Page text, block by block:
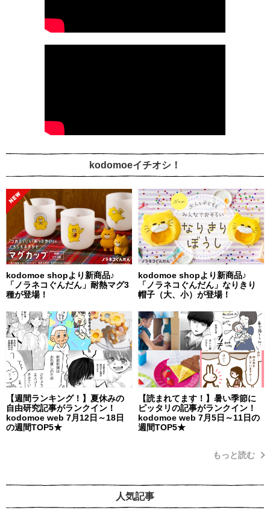
kodomoeイチオシ！
kodomoe shopより新商品♪
「ノラネコぐんだん」耐熱マグ3
種が登場！
kodomoe shopより新商品♪
「ノラネコぐんだん」なりきり
帽子（大、小）が登場！
【週間ランキング！】夏休みの
自由研究記事がランクイン！
kodomoe web 7月12日～18日
の週間TOP5★
【読まれてます！】暑い季節に
ピッタリの記事がランクイン！
kodomoe web 7月5日～11日の
週間TOP5★
もっと読む
人気記事